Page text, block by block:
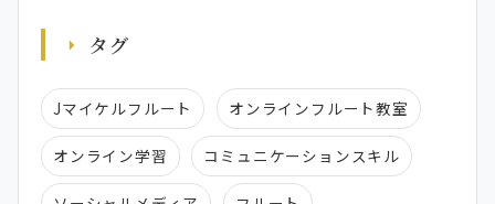
タグ
Jマイケルフルート オンラインフルート教室
オンライン学習 コミュニケーションスキル